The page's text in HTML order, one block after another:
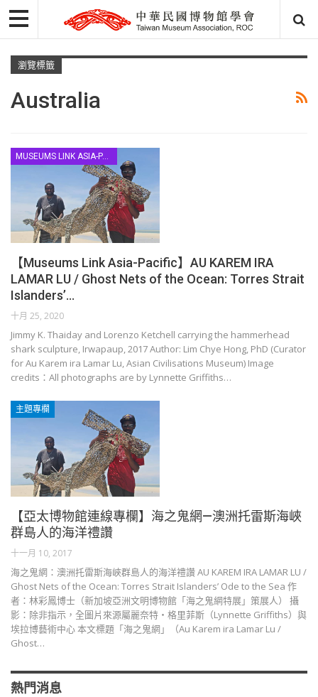
瀏覽標籤
Australia
MUSEUMS LINK ASIA-PACIFIC
【Museums Link Asia-Pacific】AU KAREM IRA
LAMAR LU / Ghost Nets of the Ocean: Torres Strait
Islanders’…
十月 25, 2020
Jimmy K. Thaiday and Lorenzo Ketchell carrying the hammerhead
shark sculpture, Irwapaup, 2017 Author: Lim Chye Hong, PhD (Curator
for Au Karem ira Lamar Lu, Asian Civilisations Museum) Image
credits：All photographs are by Lynnette Griffiths…
主題專欄
【亞太博物館連線專欄】海之鬼網—澳洲托雷斯海峽
群島人的海洋禮讚
十一月 10, 2017
海之鬼網：澳洲托雷斯海峽群島人的海洋禮讚 AU KAREM IRA LAMAR LU /
Ghost Nets of the Ocean: Torres Strait Islanders’ Ode to the Sea 作
者：林彩鳳博士（新加坡亞洲文明博物館「海之鬼網特展」策展人） 攝
影：除非指示，全圖片來源屬麗奈特‧格里菲斯（Lynnette Griffiths）與
埃拉博藝術中心 本文標題「海之鬼網」（Au Karem ira Lamar Lu /
Ghost…
熱門消息